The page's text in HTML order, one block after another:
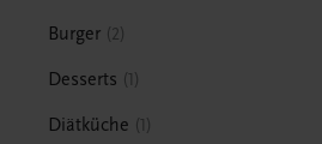
Burger 2
Desserts 1
Diätküche 1